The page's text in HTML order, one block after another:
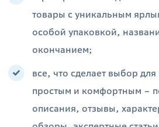
товары с уникальным
особой упаковкой,
окончанием;
все, что сделает выбор
простым и комфортным –
описания, отзывы,